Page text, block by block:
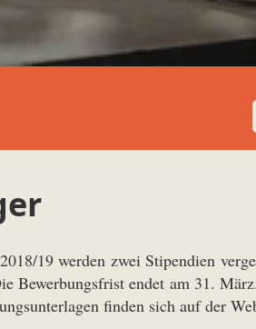
19 werden zwei Stipendien
Bewerbungsfrist endet am 31.
finden sich auf der